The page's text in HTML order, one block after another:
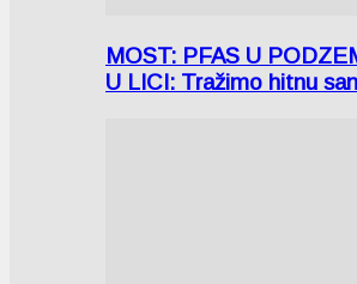
MOST: PFAS U
U LICI: Tražimo hitnu